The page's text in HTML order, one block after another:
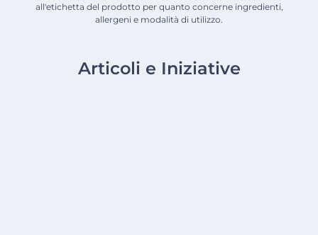
all'etichetta del prodotto per quanto concerne ingredienti,
allergeni e modalità di utilizzo.
Articoli e Iniziative